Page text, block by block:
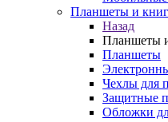
Планшеты и
Назад
Планшеты
Планшеты
Чехлы для
Защитные
Обложки